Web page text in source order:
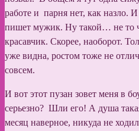
работе и парня нет, как назло.
пишет мужик. Ну такой… не то
красавчик. Скорее, наоборот.
уже видна, ростом тоже не
совсем.
И вот этот пузан зовет меня в
серьезно? Шли его! А душа
месяц наверное, никуда не